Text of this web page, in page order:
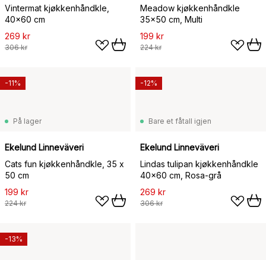
Vintermat kjøkkenhåndkle,
40x60 cm
269 kr
306 kr
Meadow kjøkkenhåndkle
35x50 cm, Multi
199 kr
224 kr
På lager
Ekelund Linneväveri
Cats fun kjøkkenhåndkle, 35 x
50 cm
199 kr
224 kr
-11%
Bare et fåtall igjen
Ekelund Linneväveri
Lindas tulipan kjøkkenhåndkle
40x60 cm, Rosa-grå
269 kr
306 kr
-12%
-13%